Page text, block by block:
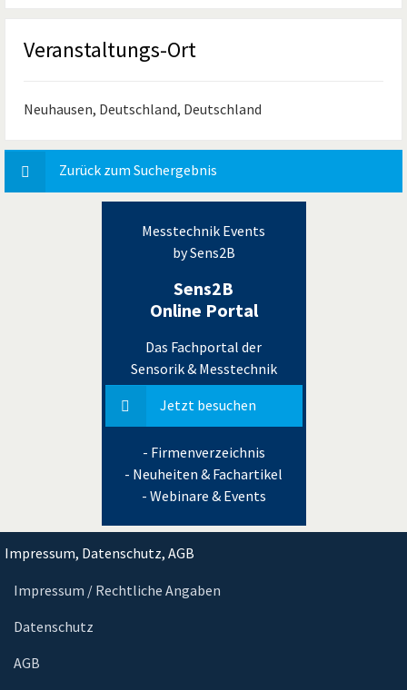
Veranstaltungs-Ort
Neuhausen, Deutschland, Deutschland
Zurück zum Suchergebnis
Messtechnik Events
by Sens2B
Sens2B
Online Portal
Das Fachportal der
Sensorik & Messtechnik
Jetzt besuchen
- Firmenverzeichnis
- Neuheiten & Fachartikel
- Webinare & Events
Impressum, Datenschutz, AGB
Impressum / Rechtliche Angaben
Datenschutz
AGB